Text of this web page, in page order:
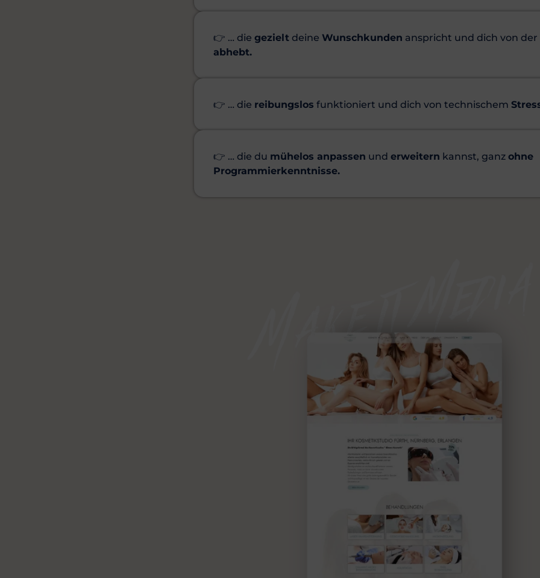
👉 … die gezielt deine Wunschkunden anspricht und dich von der
abhebt.
👉 … die reibungslos funktioniert und dich von technischem
👉 … die du mühelos anpassen und erweitern kannst, ganz ohne
Programmierkenntnisse.